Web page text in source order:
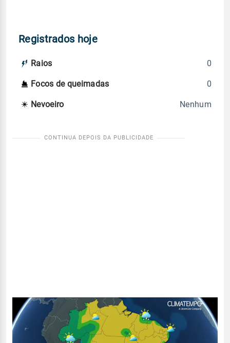
Registrados hoje
Raios 0
Focos de queimadas 0
Nevoeiro Nenhum